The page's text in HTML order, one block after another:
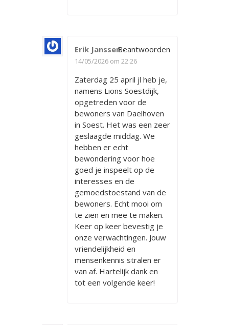
Erik Janssen-
14/05/2026 om 22:26
Zaterdag 25 april jl heb je,
namens Lions Soestdijk,
opgetreden voor de
bewoners van Daelhoven
in Soest. Het was een zeer
geslaagde middag. We
hebben er echt
bewondering voor hoe
goed je inspeelt op de
interesses en de
gemoedstoestand van de
bewoners. Echt mooi om
te zien en mee te maken.
Keer op keer bevestig je
onze verwachtingen. Jouw
vriendelijkheid en
mensenkennis stralen er
van af. Hartelijk dank en
tot een volgende keer!
Beantwoorden